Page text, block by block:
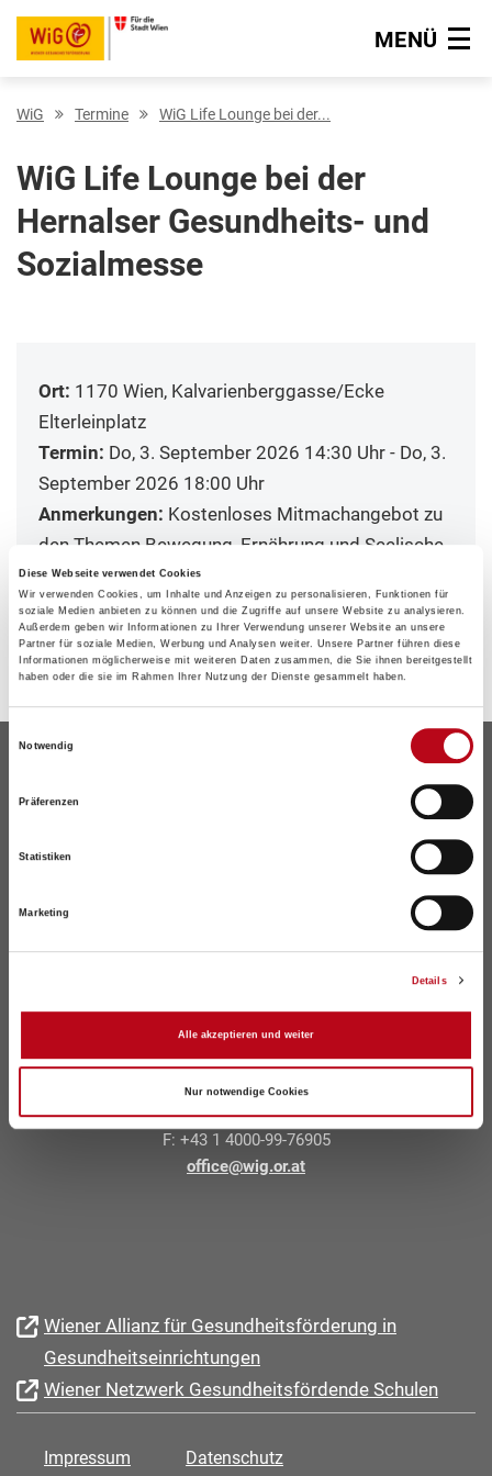
Diese Webseite verwendet Cookies
Wir verwenden Cookies, um Inhalte und Anzeigen zu personalisieren, Funktionen für
soziale Medien anbieten zu können und die Zugriffe auf unsere Website zu analysieren.
Außerdem geben wir Informationen zu Ihrer Verwendung unserer Website an unsere
Partner für soziale Medien, Werbung und Analysen weiter. Unsere Partner führen diese
Informationen möglicherweise mit weiteren Daten zusammen, die Sie ihnen bereitgestellt
haben oder die sie im Rahmen Ihrer Nutzung der Dienste gesammelt haben.
Notwendig
Präferenzen
Statistiken
Marketing
Details
Alle akzeptieren und weiter
Nur notwendige Cookies
MENÜ
WiG Termine WiG Life Lounge bei der...
WiG Life Lounge bei der
Hernalser Gesundheits- und
Sozialmesse
Ort: 1170 Wien, Kalvarienberggasse/Ecke
Elterleinplatz
Termin: Do, 3. September 2026 14:30 Uhr - Do, 3.
September 2026 18:00 Uhr
Anmerkungen: Kostenloses Mitmachangebot zu
den Themen Bewegung, Ernährung und Seelische
Gesundheit.
Wiener Gesundheitsförderung –
WiG
Treustraße 35 – 43, Stiege 6, 1. Stock, 1200 Wien
T: +43 1 4000-76905
F: +43 1 4000-99-76905
office@wig.or.at
Wiener Allianz für Gesundheitsförderung in
Gesundheitseinrichtungen
Wiener Netzwerk Gesundheitsfördende Schulen
Impressum Datenschutz